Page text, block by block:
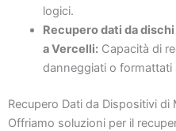
logici.
Recupero dati da
a Vercelli:Capacità di
danneggiati o formattati
Recupero Dati da Dispositivi di
Offriamo soluzioni per il